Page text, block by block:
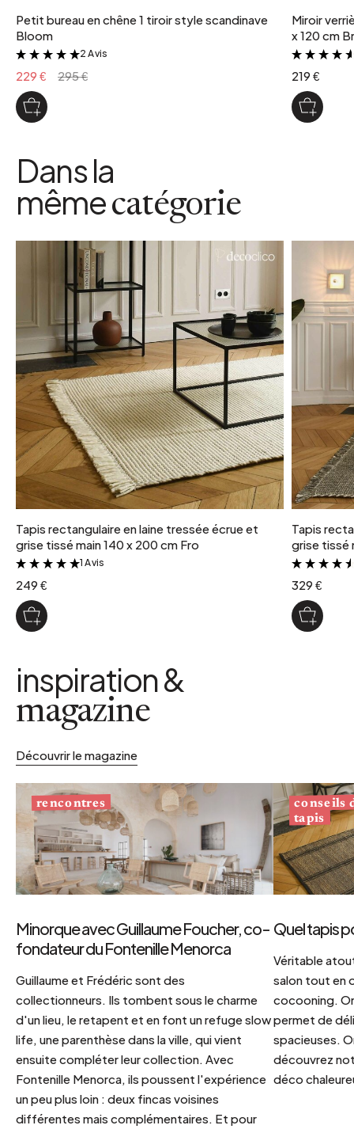
Petit bureau en chêne 1 tiroir style scandinave
Bloom
&
2 Avis
229 € 295 €
Miroir
x 120 cm
219 €
Dans la
mêmecatégorie
Tapis rectangulaire en laine tressée écrue et
grise tissé main 140 x 200 cm Fro
&
1 Avis
249 €
Tapis
grise tissé
329 €
inspiration &
magazine
Découvrir le magazine
rencontres
Minorque avec Guillaume Foucher, co-
fondateur du Fontenille Menorca
Guillaume et Frédéric sont des
collectionneurs. Ils tombent sous le charme
d'un lieu, le retapent et en font un refuge slow
life, une parenthèse dans la ville, qui vient
ensuite compléter leur collection. Avec
Fontenille Menorca, ils poussent l'expérience
un peu plus loin : deux fincas voisines
différentes mais complémentaires. Et pour
conseils
tapis
Quel tapis
Véritable
salon tout en
cocooning.
permet de
spacieuses.
découvrez
déco